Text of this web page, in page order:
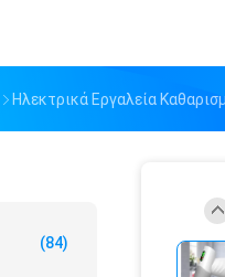
Ηλεκτρικά Εργαλεία
(84)